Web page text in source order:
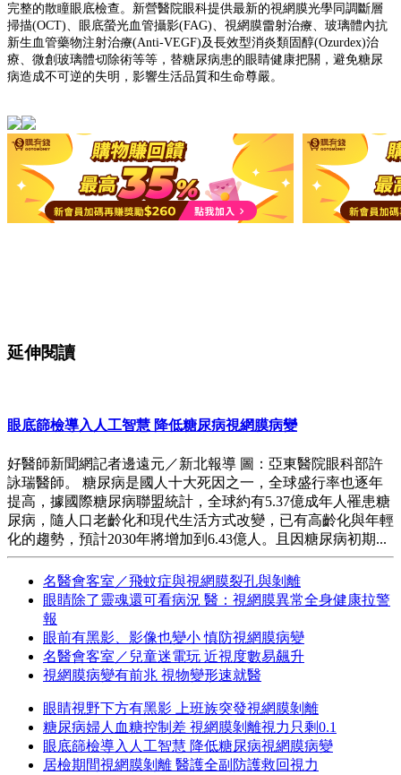
完整的散瞳眼底檢查。新營醫院眼科提供最新的視網膜光學同調斷層
掃描(OCT)、眼底螢光血管攝影(FAG)、視網膜雷射治療、玻璃體內抗
新生血管藥物注射治療(Anti-VEGF)及長效型消炎類固醇(Ozurdex)治
療、微創玻璃體切除術等等，替糖尿病患的眼睛健康把關，避免糖尿
病造成不可逆的失明，影響生活品質和生命尊嚴。
延伸閱讀
眼底篩檢導入人工智慧 降低糖尿病視網膜病變
好醫師新聞網記者邊遠元／新北報導 圖：亞東醫院眼科部許
詠瑞醫師。 糖尿病是國人十大死因之一，全球盛行率也逐年
提高，據國際糖尿病聯盟統計，全球約有5.37億成年人罹患糖
尿病，隨人口老齡化和現代生活方式改變，已有高齡化與年輕
化的趨勢，預計2030年將增加到6.43億人。且因糖尿病初期...
名醫會客室／飛蚊症與視網膜裂孔與剝離
眼睛除了靈魂還可看病況 醫：視網膜異常全身健康拉警
報
眼前有黑影、影像也變小 慎防視網膜病變
名醫會客室／兒童迷電玩 近視度數易飆升
視網膜病變有前兆 視物變形速就醫
眼睛視野下方有黑影 上班族突發視網膜剝離
糖尿病婦人血糖控制差 視網膜剝離視力只剩0.1
眼底篩檢導入人工智慧 降低糖尿病視網膜病變
居檢期間視網膜剝離 醫護全副防護救回視力